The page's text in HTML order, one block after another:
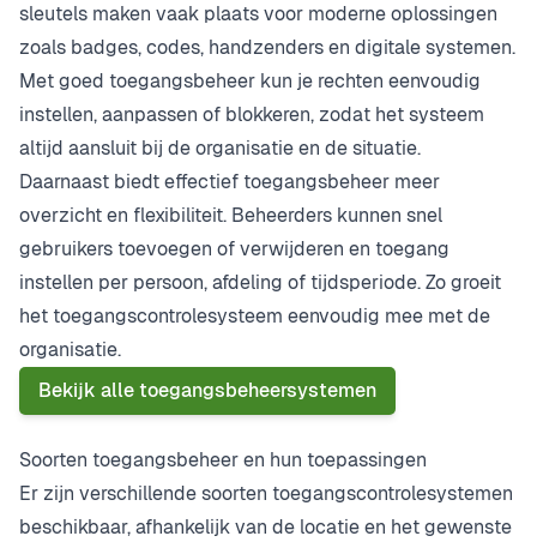
sleutels maken vaak plaats voor moderne oplossingen
zoals badges, codes, handzenders en digitale systemen.
Met goed toegangsbeheer kun je rechten eenvoudig
instellen, aanpassen of blokkeren, zodat het systeem
altijd aansluit bij de organisatie en de situatie.
Daarnaast biedt effectief toegangsbeheer meer
overzicht en flexibiliteit. Beheerders kunnen snel
gebruikers toevoegen of verwijderen en toegang
instellen per persoon, afdeling of tijdsperiode. Zo groeit
het toegangscontrolesysteem eenvoudig mee met de
organisatie.
Bekijk alle toegangsbeheersystemen
Soorten toegangsbeheer en hun toepassingen
Er zijn verschillende soorten toegangscontrolesystemen
beschikbaar, afhankelijk van de locatie en het gewenste